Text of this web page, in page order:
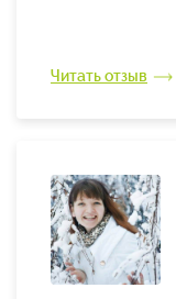
Читать отзыв